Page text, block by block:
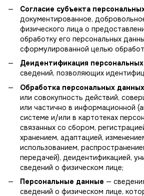
Согласие субъекта
документированное,
физического лица о
обработку его персональных
сформулированной целью
Деидентификация
сведений, позволяющих
Обработка персональных данных
или совокупность действий,
или частично в информационной
системе и/или в картотеках
связанных со сбором,
хранением, адаптацией,
использованием,
передачей), деидентификацией,
сведений о физическом лице;
Персональные данные —
сведений о физическом лице,